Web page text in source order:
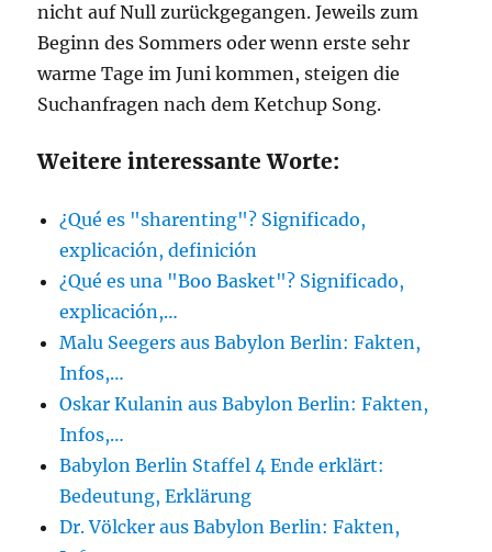
nicht auf Null zurückgegangen. Jeweils zum
Beginn des Sommers oder wenn erste sehr
warme Tage im Juni kommen, steigen die
Suchanfragen nach dem Ketchup Song.
Weitere interessante Worte:
¿Qué es "sharenting"? Significado,
explicación, definición
¿Qué es una "Boo Basket"? Significado,
explicación,…
Malu Seegers aus Babylon Berlin: Fakten,
Infos,…
Oskar Kulanin aus Babylon Berlin: Fakten,
Infos,…
Babylon Berlin Staffel 4 Ende erklärt:
Bedeutung, Erklärung
Dr. Völcker aus Babylon Berlin: Fakten,